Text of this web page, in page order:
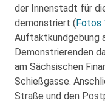
der Innenstadt für
demonstriert (Fotos
Auftaktkundgebung
Demonstrierenden
am Sächsischen
Schießgasse.
Straße und den